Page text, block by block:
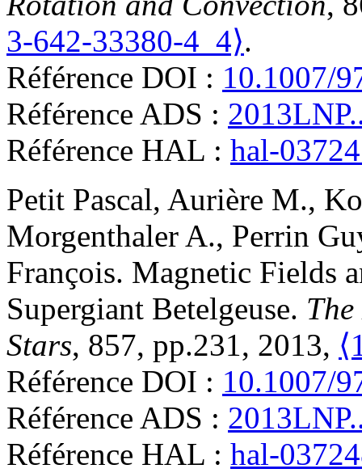
3-642-33380-4_4⟩.
Référence DOI : 10.1007/
Référence ADS :
Référence HAL : hal-
Petit Pascal, Aurière M.,
Morgenthaler A., Perrin
François. Magnetic Fields
Supergiant Betelgeuse.
Stars, 857, pp.231, 2013,
Référence DOI : 10.1007/
Référence ADS :
Référence HAL : hal-